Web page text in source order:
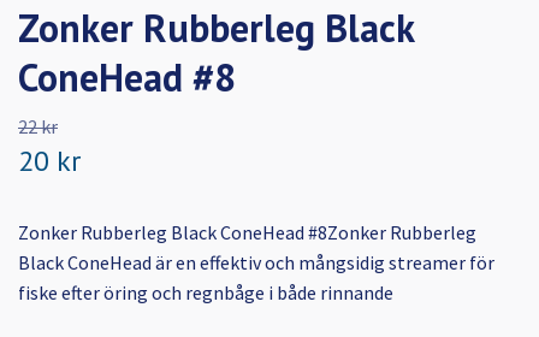
Zonker Rubberleg Black
ConeHead #8
22 kr
20 kr
Zonker Rubberleg Black ConeHead #8Zonker Rubberleg
Black ConeHead är en effektiv och mångsidig streamer för
fiske efter öring och regnbåge i både rinnande